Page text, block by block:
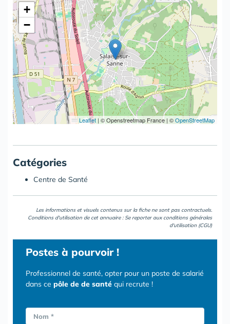
+
−
Leaflet | © Openstreetmap France | ©OpenStreetMap
Catégories
Centre de Santé
Les informations et visuels contenus sur la fiche ne sont pas contractuels.
Conditions d'utilisation de cet annuaire : Se reporter aux conditions générales
d'utilisation (CGU)
Postes à pourvoir !
Professionnel de santé, opter pour un poste de salarié
dans ce pôle de de santé qui recrute !
Nom *